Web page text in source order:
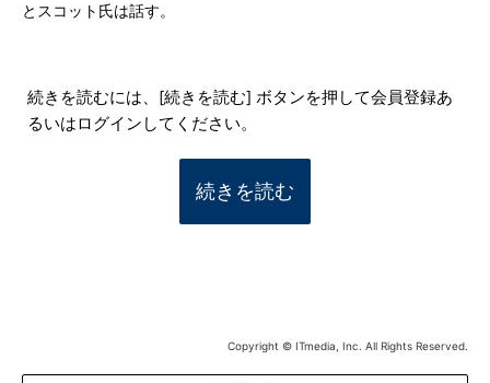
とスコット氏は話す。
続きを読むには、[続きを読む] ボタンを押して会員登録あ
るいはログインしてください。
続きを読む
Copyright © ITmedia, Inc. All Rights Reserved.